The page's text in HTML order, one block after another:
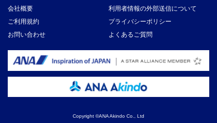
会社概要
利用者情報の外部送信について
ご利用規約
プライバシーポリシー
お問い合わせ
よくあるご質問
Copyright ©ANA Akindo Co., Ltd